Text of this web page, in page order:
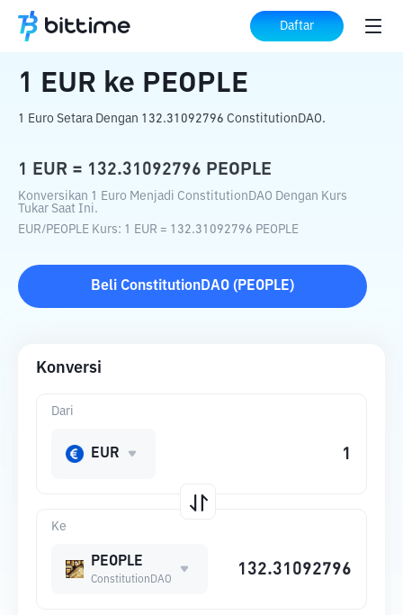
Daftar
Beranda Konverter Kripto ke PEOPLE
1 EUR ke PEOPLE
1 Euro Setara Dengan 132.31092796 ConstitutionDAO.
1 EUR = 132.31092796 PEOPLE
Konversikan 1 Euro Menjadi ConstitutionDAO Dengan Kurs
Tukar Saat Ini.
EUR/PEOPLE Kurs: 1 EUR = 132.31092796 PEOPLE
Beli ConstitutionDAO ( PEOPLE)
Konversi
Ke
PEOPLE
ConstitutionDAO
Dari
EUR